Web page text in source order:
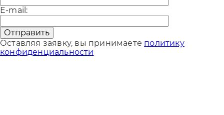
E-mail:
Отправить
Оставляя заявку, вы принимаете политику
конфиденциальности